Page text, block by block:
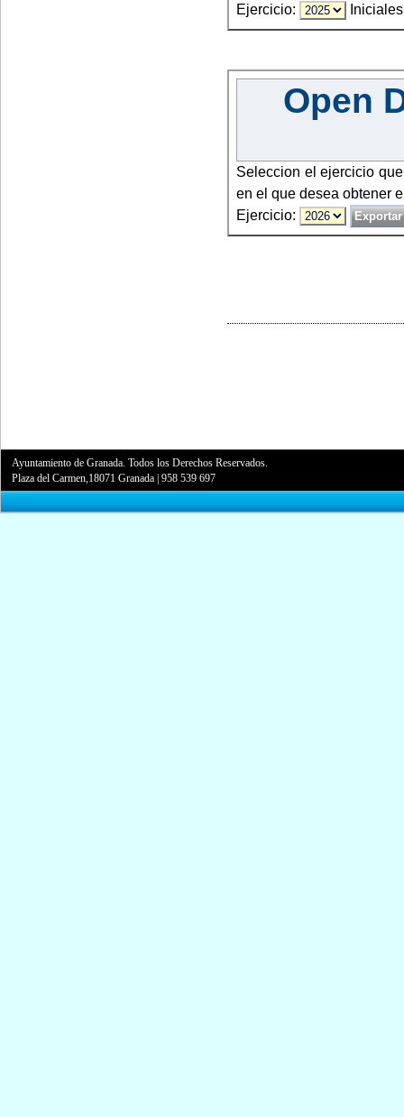
Ejercicio:
Open
Seleccion el ejercicio
en el que desea obtener
Ejercicio:
Ayuntamiento de Granada. Todos los Derechos Reservados.
Plaza del Carmen,18071 Granada |958 539 697